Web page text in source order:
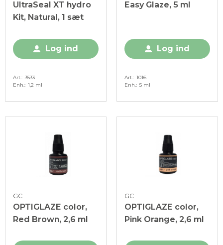
UltraSeal XT hydro
Kit, Natural, 1 sæt
Log ind
Art.
3533
Enh.
1,2 ml
Easy Glaze, 5 ml
Log ind
Art.
1016
Enh.
5 ml
GC
OPTIGLAZE color,
Red Brown, 2,6 ml
GC
OPTIGLAZE color,
Pink Orange, 2,6 ml